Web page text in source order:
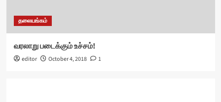
தலையங்கம்
வரலாறு படைக்கும் உச்சம்!
editor October 4, 2018 1